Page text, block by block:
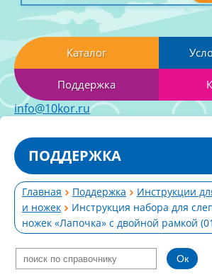
Каталог
Поддержка
info@10kor.ru
ПОДДЕРЖКА
Главная Поддержка
Инструкции
и ножек
Инструкция набора для
ножек «Лапочка» с двойной рамкой